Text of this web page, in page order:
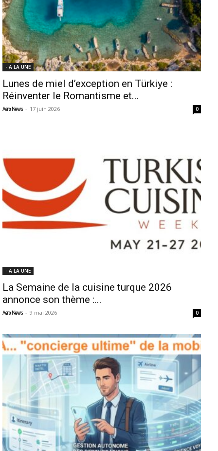
- A LA UNE
Lunes de miel d’exception en Türkiye :
Réinventer le Romantisme et...
Aero News - 17 juin 2026 0
- A LA UNE
La Semaine de la cuisine turque 2026
annonce son thème :...
Aero News - 9 mai 2026 0